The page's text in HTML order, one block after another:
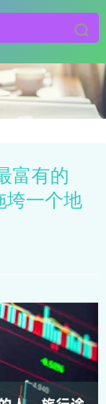
富有的
垮一个地